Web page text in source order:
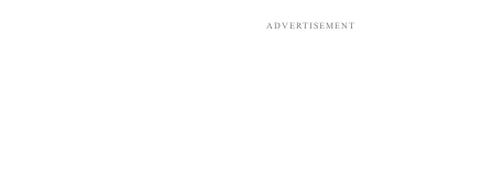
ADVERTISEMENT